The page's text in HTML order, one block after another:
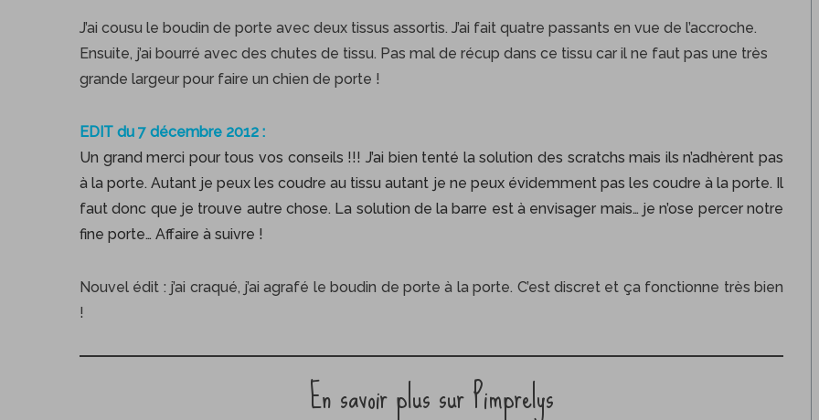
J’ai cousu le boudin de porte avec deux tissus assortis. J’ai fait quatre passants en vue de l’accroche.
Ensuite, j’ai bourré avec des chutes de tissu. Pas mal de récup dans ce tissu car il ne faut pas une très
grande largeur pour faire un chien de porte !
EDIT du 7 décembre 2012 :
Un grand merci pour tous vos conseils !!! J’ai bien tenté la solution des scratchs mais ils n’adhèrent pas
à la porte. Autant je peux les coudre au tissu autant je ne peux évidemment pas les coudre à la porte. Il
faut donc que je trouve autre chose. La solution de la barre est à envisager mais… je n’ose percer notre
fine porte… Affaire à suivre !
Nouvel édit : j’ai craqué, j’ai agrafé le boudin de porte à la porte. C’est discret et ça fonctionne très bien
!
En savoir plus sur Pimprelys
S
a
r
c
h